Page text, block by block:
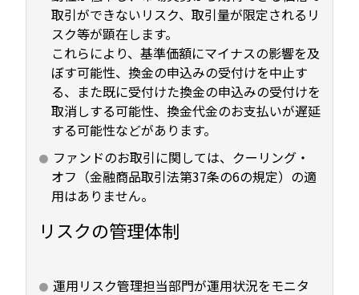
取引ができないリスク、取引量が限定されるリ
スク等が顕在します。
これらにより、基準価額にマイナスの影響を及
ぼす可能性、換金の申込みの受付けを中止す
る、また既に受付けた換金の申込みの受付けを
取消しする可能性、換金代金のお支払いが遅延
する可能性などがあります。
ファンドのお取引に関しては、クーリング・
オフ（金融商品取引法第37条の6の規定）の適
用はありません。
リスクの管理体制
運用リスク管理担当部門が運用状況をモニタ